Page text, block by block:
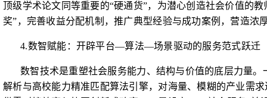
顶级学术论文同等重要的“硬通货”，为潜心创造社会价值的
奖”，完善收益分配机制，推广典型经验与成功案例，营造浓
4.数智赋能：开辟平台—算法—场景驱动的服务范式跃迁
数智技术是重塑社会服务能力、结构与价值的底层力量
解析与高校能力精准匹配算法引擎，对海量、模糊的产业需